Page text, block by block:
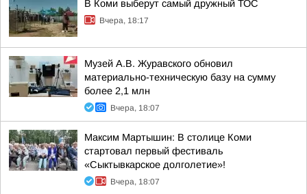
В Коми выберут самый дружный ТОС
Вчера, 18:17
Музей А.В. Журавского обновил
материально-техническую базу на сумму
более 2,1 млн
Вчера, 18:07
Максим Мартышин: В столице Коми
стартовал первый фестиваль
«Сыктывкарское долголетие»!
Вчера, 18:07